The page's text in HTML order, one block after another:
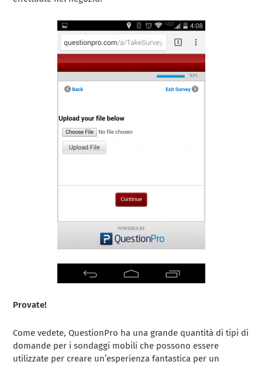
Provate!
Come vedete, QuestionPro ha una grande quantità di tipi di
domande per i sondaggi mobili che possono essere
utilizzate per creare un’esperienza fantastica per un